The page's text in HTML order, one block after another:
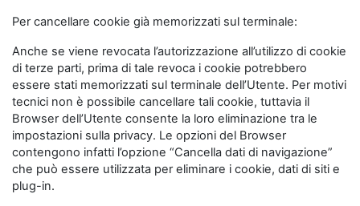
Per cancellare cookie già memorizzati sul terminale:
Anche se viene revocata l’autorizzazione all’utilizzo di cookie
di terze parti, prima di tale revoca i cookie potrebbero
essere stati memorizzati sul terminale dell’Utente. Per motivi
tecnici non è possibile cancellare tali cookie, tuttavia il
Browser dell’Utente consente la loro eliminazione tra le
impostazioni sulla privacy. Le opzioni del Browser
contengono infatti l’opzione “Cancella dati di navigazione”
che può essere utilizzata per eliminare i cookie, dati di siti e
plug-in.